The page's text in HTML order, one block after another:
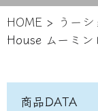
HOME > うー
House ムーミン
商品DATA